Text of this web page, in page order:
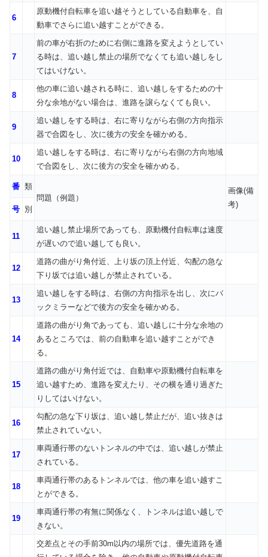
6
原動機付自転車を追い越そうとしている自動車を、自
動車でさらに追い越すことができる。
7
前の車が右折のために右側に進路を変えようとしてい
る時は、追い越し禁止の場所でなくても追い越しをし
てはいけない。
8
他の車に追い越される時に、追い越しをするための十
分な余地がない場合は、進路を譲らなくても良い。
9
追い越しをする時は、右に寄りながら右側の方向指示
器で合図をし、次に後方の安全を確かめる。
10
追い越しをする時は、右に寄りながら右側の方向地域
で合図をし、次に後方の安全を確かめる。
番 類
問題（例題）
画像(備
考)
号 別
11
追い越し禁止場所であっても、原動機付自転車は速度
が遅いので追い越しても良い。
12
道路の曲がり角付近、上り坂の頂上付近、勾配の急な
下り坂では追い越しが禁止されている。
13
追い越しをする時は、右側の方向指示を出し、次にバ
ックミラーなどで後方の安全を確かめる。
14
道路の曲がり角であっても、追い越しに十分な余地の
あるところでは、前の自動車を追い越すことができ
る。
15
道路の曲がり角付近では、自動車や原動機付自転車を
追い越すため、進路を変えたり、その横を通り過ぎた
りしてはいけない。
16
勾配の急な下り坂は、追い越し禁止だが、追い抜きは
禁止されていない。
17
車両通行帯のないトンネルの中では、追い越しが禁止
されている。
18
車両通行帯のあるトンネルでは、他の車を追い越すこ
とができる。
19
車両通行帯の有無に関係なく、トンネルは追い越しで
きない。
交差点とその手前30m以内の場所では、優先道路を通